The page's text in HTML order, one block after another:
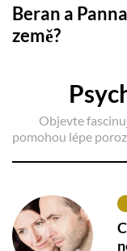
Beran a
země?
Objevte
pomohou lépe